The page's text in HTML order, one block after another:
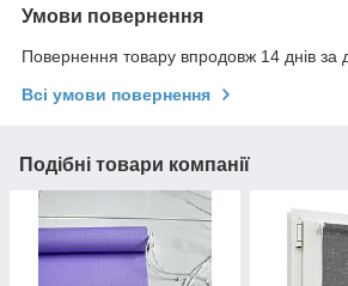
Умови повернення
Повернення товару впродовж 14 днів за
Всі умови повернення
Подібні товари компанії